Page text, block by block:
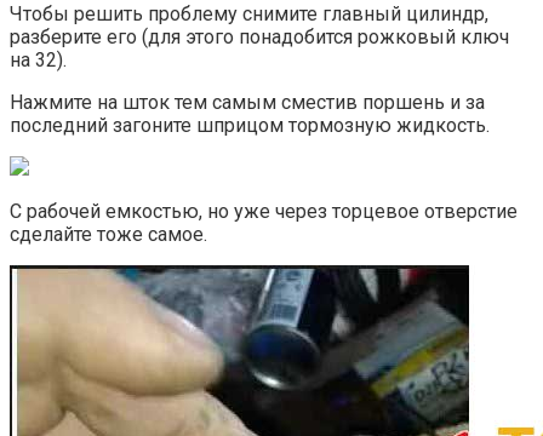
Чтобы решить проблему снимите главный цилиндр,
разберите его (для этого понадобится рожковый ключ
на 32).
Нажмите на шток тем самым сместив поршень и за
последний загоните шприцом тормозную жидкость.
С рабочей емкостью, но уже через торцевое отверстие
сделайте тоже самое.